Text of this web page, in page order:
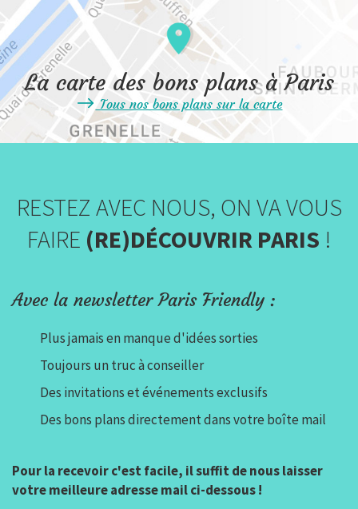
La carte des bons plans à Paris
Tous nos bons plans sur la carte
RESTEZ AVEC NOUS, ON VA VOUS
FAIRE (RE)DÉCOUVRIR PARIS !
Avec la newsletter Paris Friendly :
Plus jamais en manque d'idées sorties
Toujours un truc à conseiller
Des invitations et événements exclusifs
Des bons plans directement dans votre boîte mail
Pour la recevoir c'est facile, il suffit de nous laisser
votre meilleure adresse mail ci-dessous !